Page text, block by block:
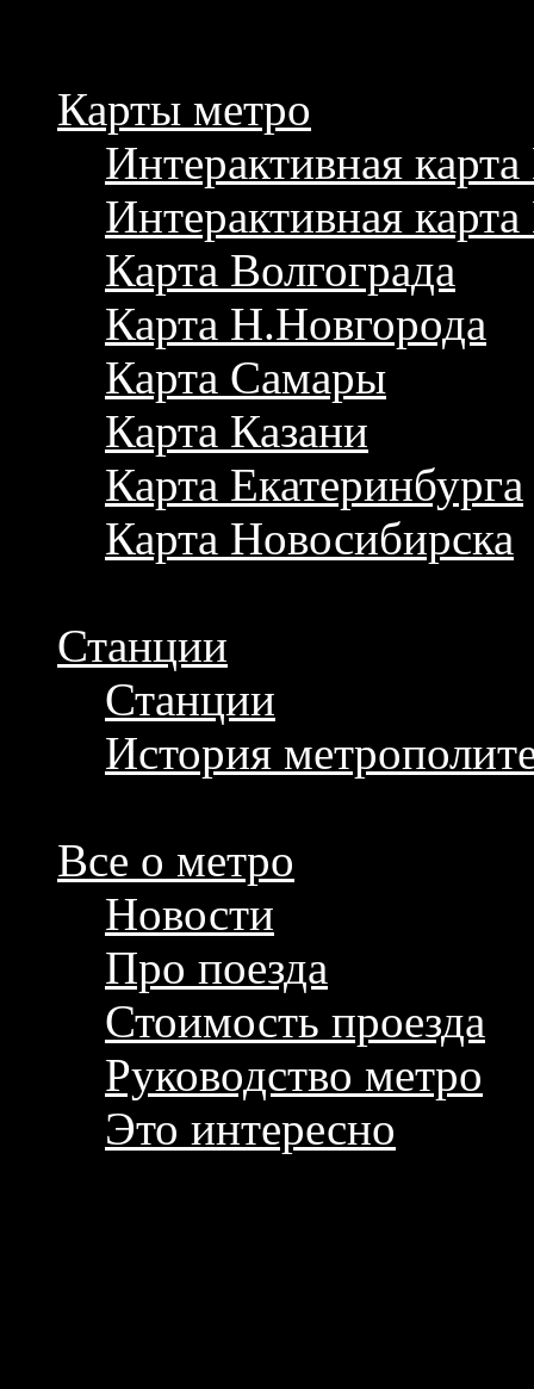
Карты метро
Интерактивная
Интерактивная
Карта Волгограда
Карта Н.Новгорода
Карта Самары
Карта Казани
Карта Екатеринбурга
Карта Новосибирска
Станции
Станции
История
Все о метро
Новости
Про поезда
Стоимость проезда
Руководство метро
Это интересно